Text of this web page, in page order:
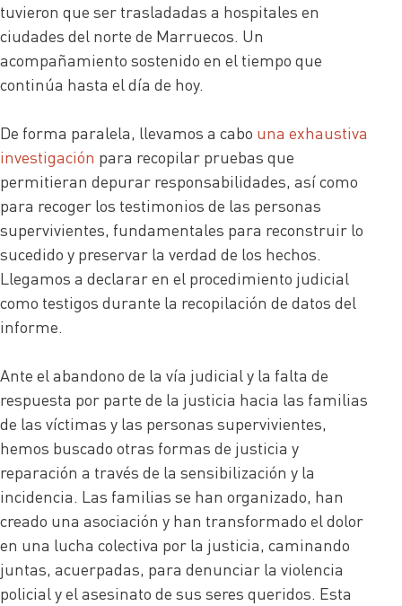
tuvieron que ser trasladadas a hospitales en
ciudades del norte de Marruecos. Un
acompañamiento sostenido en el tiempo que
continúa hasta el día de hoy.
De forma paralela, llevamos a cabo una exhaustiva
investigación para recopilar pruebas que
permitieran depurar responsabilidades, así como
para recoger los testimonios de las personas
supervivientes, fundamentales para reconstruir lo
sucedido y preservar la verdad de los hechos.
Llegamos a declarar en el procedimiento judicial
como testigos durante la recopilación de datos del
informe.
Ante el abandono de la vía judicial y la falta de
respuesta por parte de la justicia hacia las familias
de las víctimas y las personas supervivientes,
hemos buscado otras formas de justicia y
reparación a través de la sensibilización y la
incidencia. Las familias se han organizado, han
creado una asociación y han transformado el dolor
en una lucha colectiva por la justicia, caminando
juntas, acuerpadas, para denunciar la violencia
policial y el asesinato de sus seres queridos. Esta